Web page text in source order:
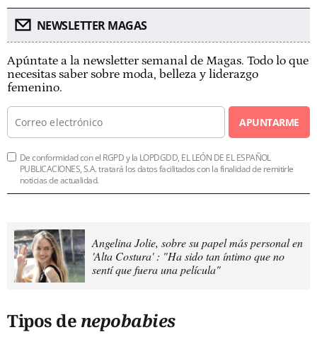
NEWSLETTER MAGAS
Apúntate a la newsletter semanal de Magas. Todo lo que
necesitas saber sobre moda, belleza y liderazgo
femenino.
APUNTARME
De conformidad con el RGPD y la LOPDGDD, EL LEÓN DE EL ESPAÑOL
PUBLICACIONES, S.A. tratará los datos facilitados con la finalidad de remitirle
noticias de actualidad.
Angelina Jolie, sobre su papel más personal en
'Alta Costura' : "Ha sido tan íntimo que no
sentí que fuera una película"
Tipos de nepobabies